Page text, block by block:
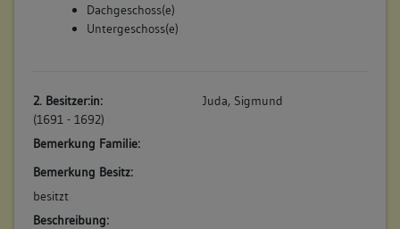
Dachgeschoss(e)
Untergeschoss(e)
2. Besitzer:in:
(1691 - 1692)
Juda, Sigmund
Bemerkung Familie:
Bemerkung Besitz:
besitzt
Beschreibung: